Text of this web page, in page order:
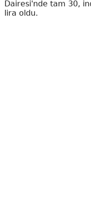
Dairesi'nde tam 30,
lira oldu.